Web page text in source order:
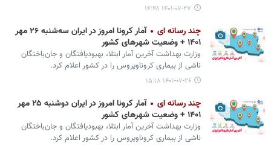
۱۴۰۱-۰۷-۲۷ ۱۴:۴۸
چند رسانه ای
آمار کرونا امروز در ایران سه‌شنبه ۲۶ مهر
۱۴۰۱ + وضعیت شهرهای کشور
وزارت بهداشت آخرین آمار ابتلا، بهبودیافتگان و جان‌باختگان
ناشی از بیماری کروناویروس را در کشور اعلام کرد.
۱۴۰۱-۰۷-۲۶ ۱۵:۱۸
چند رسانه ای
آمار کرونا امروز در ایران دوشنبه ۲۵ مهر
۱۴۰۱ + وضعیت شهرهای کشور
وزارت بهداشت آخرین آمار ابتلا، بهبودیافتگان و جان‌باختگان
ناشی از بیماری کروناویروس را در کشور اعلام کرد.